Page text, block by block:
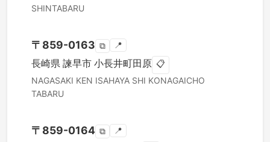
SHINTABARU
〒 859-0163 ⧉ 📍
長崎県 諫早市 小長井町田原 📋
NAGASAKI KEN ISAHAYA SHI KONAGAICHO
TABARU
〒 859-0164 ⧉ 📍